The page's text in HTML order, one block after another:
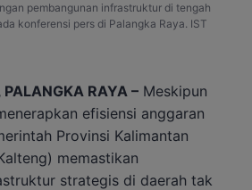
pembangunan infrastruktur di tengah
konferensi pers di Palangka Raya. IST
RAYA – Meskipun
efisiensi anggaran
Provinsi Kalimantan
memastikan
strategis di daerah tak